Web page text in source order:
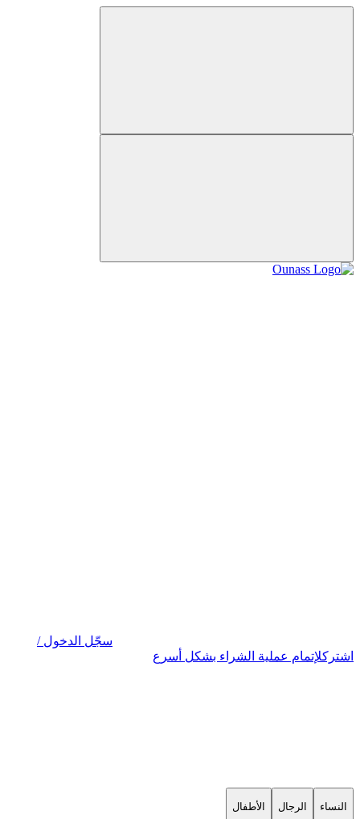
سجّل الدخول /
اشتركلإتمام عملية الشراء بشكل أسرع
النساء الرجال الأطفال